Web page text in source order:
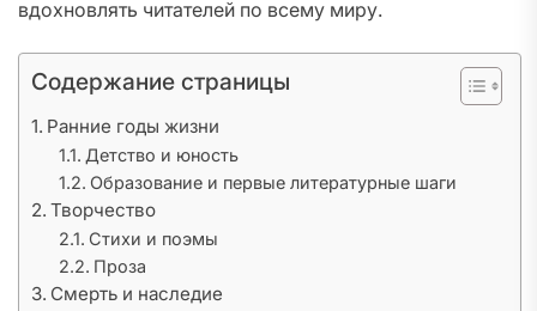
вдохновлять читателей по всему миру.
Содержание страницы
Ранние годы жизни
Детство и юность
Образование и первые литературные шаги
Творчество
Стихи и поэмы
Проза
Смерть и наследие